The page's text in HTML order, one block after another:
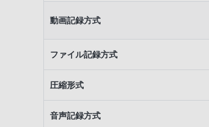
動画記録方式
ファイル記録方式
圧縮形式
音声記録方式